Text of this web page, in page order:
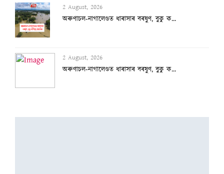
2 August, 2026
অৰুণাচল-নাগালেণ্ডত ধাৰাসাৰ বৰষুণ, বুকু ক...
2 August, 2026
অৰুণাচল-নাগালেণ্ডত ধাৰাসাৰ বৰষুণ, বুকু ক...
যন্তৰ-মন্তৰত পেলেট গান ব্যৱহাৰৰ দায়িত্ব...